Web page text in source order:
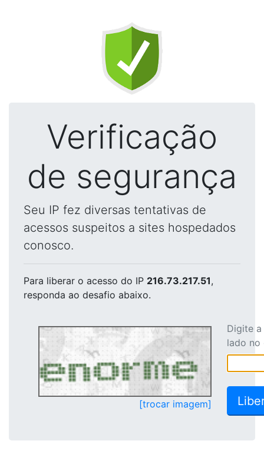
Verificação
de segurança
Seu IP fez diversas tentativas de
acessos suspeitos a sites hospedados
conosco.
Para liberar o acesso do IP 216.73.217.51,
responda ao desafio abaixo.
[trocar imagem]
Digite
lado no